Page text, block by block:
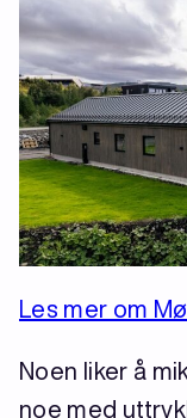
Les mer om
Noen liker å
noe med